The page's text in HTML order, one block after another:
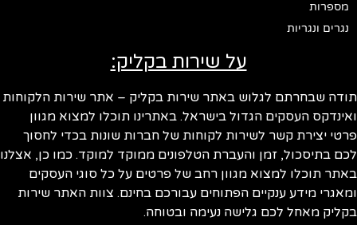
מספרות
נגרים ונגריות
על שירות בקליק:
תודה שבחרתם לגלוש באתר שירות בקליק – אתר שירות הלקוחות
ואינדקס העסקים הגדול בישראל. באתרינו תוכלו למצוא מגוון
פרטי יצירת קשר לשירות לקוחות של חברות שונות בכדי לחסוך
לכם בתיסכול, זמן והעברת הטלפונים ממוקד למוקד. כמו כן, אצלנו
באתר תוכלו למצוא מגוון רחב של פרטים על כל סוגי העסקים
ומאגרי מידע ענקיים הפתוחים עבורכם בחינם. צוות האתר שירות
בקליק מאחל לכם גלישה נעימה ובטוחה.